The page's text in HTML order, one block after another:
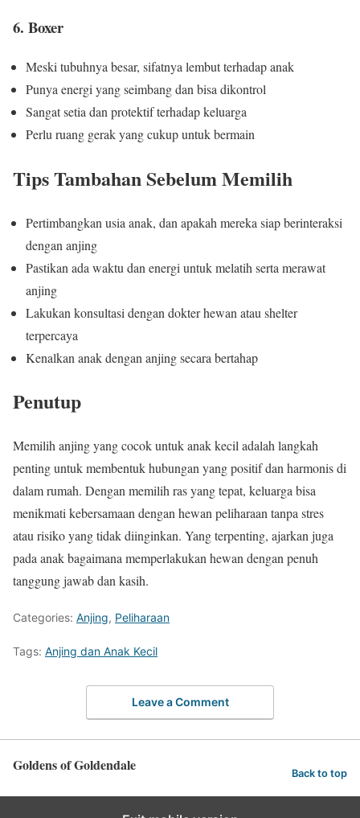
6. Boxer
Meski tubuhnya besar, sifatnya lembut terhadap anak
Punya energi yang seimbang dan bisa dikontrol
Sangat setia dan protektif terhadap keluarga
Perlu ruang gerak yang cukup untuk bermain
Tips Tambahan Sebelum Memilih
Pertimbangkan usia anak, dan apakah mereka siap berinteraksi
dengan anjing
Pastikan ada waktu dan energi untuk melatih serta merawat
anjing
Lakukan konsultasi dengan dokter hewan atau shelter
terpercaya
Kenalkan anak dengan anjing secara bertahap
Penutup
Memilih anjing yang cocok untuk anak kecil adalah langkah
penting untuk membentuk hubungan yang positif dan harmonis di
dalam rumah. Dengan memilih ras yang tepat, keluarga bisa
menikmati kebersamaan dengan hewan peliharaan tanpa stres
atau risiko yang tidak diinginkan. Yang terpenting, ajarkan juga
pada anak bagaimana memperlakukan hewan dengan penuh
tanggung jawab dan kasih.
Categories: Anjing, Peliharaan
Tags: Anjing dan Anak Kecil
Leave a Comment
Goldens of Goldendale Back to top